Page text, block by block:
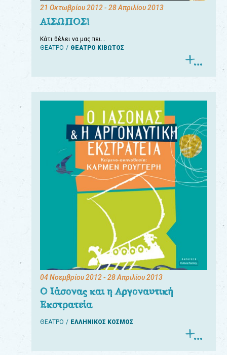
21 Οκτωβρίου 2012- 28 Απριλίου 2013
ΑΙΣΩΠΟΣ!
Κάτι θέλει να μας πει…
ΘΕΑΤΡΟ
ΘΕΑΤΡΟ ΚΙΒΩΤΟΣ
04 Νοεμβρίου 2012- 28 Απριλίου 2013
Ο Ιάσονας και η Αργοναυτική
Εκστρατεία
ΘΕΑΤΡΟ ΕΛΛΗΝΙΚΟΣ ΚΟΣΜΟΣ